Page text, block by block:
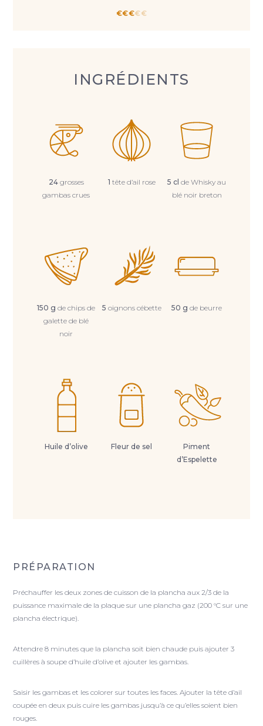
€€€€€
INGRÉDIENTS
24 grosses
gambas crues
1 tête d’ail rose 5 cl de Whisky au
blé noir breton
150 g de chips de
galette de blé
noir
5 oignons cébette 50 g de beurre
Huile d’olive Fleur de sel
Piment
d’Espelette
PRÉPARATION
Préchauffer les deux zones de cuisson de la plancha aux 2/3 de la
puissance maximale de la plaque sur une plancha gaz (200 °C sur une
plancha électrique).
Attendre 8 minutes que la plancha soit bien chaude puis ajouter 3
cuillères à soupe d’huile d’olive et ajouter les gambas.
Saisir les gambas et les colorer sur toutes les faces. Ajouter la tête d’ail
coupée en deux puis cuire les gambas jusqu’à ce qu’elles soient bien
rouges.